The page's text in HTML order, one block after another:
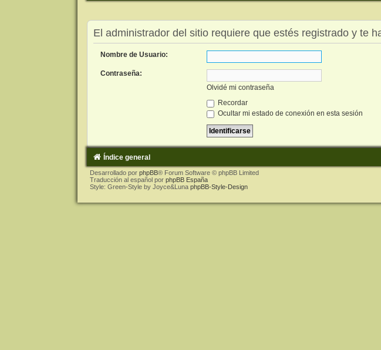
El administrador del sitio requiere que estés registrado y te
Nombre de Usuario:
Contraseña:
Olvidé mi contraseña
Recordar
Ocultar mi estado de conexión en esta sesión
Índice general
Desarrollado por phpBB® Forum Software © phpBB Limited
Traducción al español por phpBB España
Style: Green-Style by Joyce&Luna phpBB-Style-Design